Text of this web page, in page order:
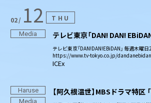
02 12 THU
Media テレビ東京「DAN! DAN! EBiDAN
テレビ東京「DAN!DAN!EBiDAN」 毎週木曜
https://www.tv-tokyo.co.jp/
ICEx
Haruse
Media
【阿久根温世】MBSドラマ特区